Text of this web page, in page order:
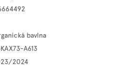
bavlna
A613
2024